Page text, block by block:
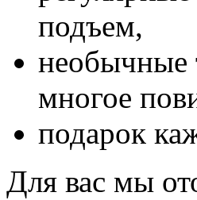
подъем,
необычные
многое
подарок
Для вас мы